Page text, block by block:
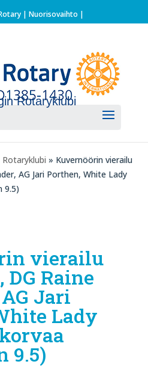
| Nuorisovaihto |
Rotaryklubi
» Kuvernöörin vierailu
AG Jari Porthen, White Lady
9.5)
vierailu
DG Raine
Jari
Lady
9.5)